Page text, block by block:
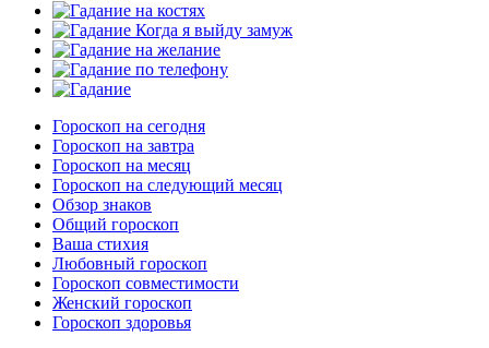
Гороскоп на сегодня
Гороскоп на завтра
Гороскоп на месяц
Гороскоп на следующий месяц
Обзор знаков
Общий гороскоп
Ваша стихия
Любовный гороскоп
Гороскоп совместимости
Женский гороскоп
Гороскоп здоровья